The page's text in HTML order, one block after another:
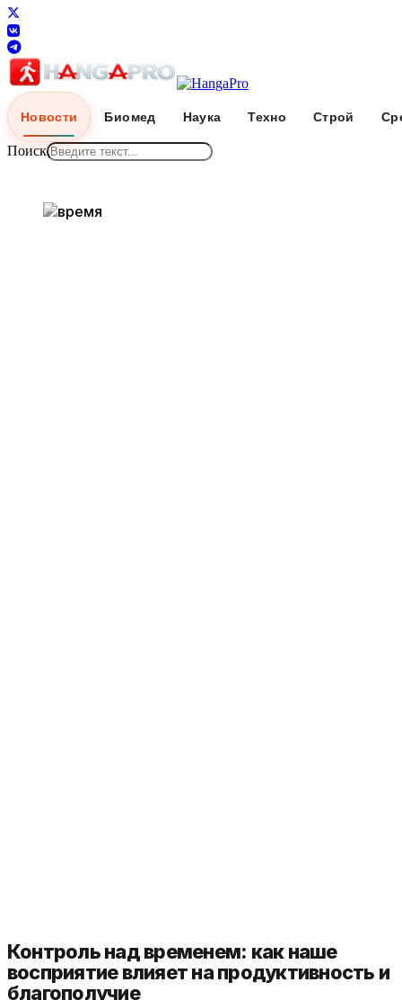
Новости Биомед Наука Техно Строй
Поиск
Контроль над временем: как наше
восприятие влияет на продуктивность и
благополучие